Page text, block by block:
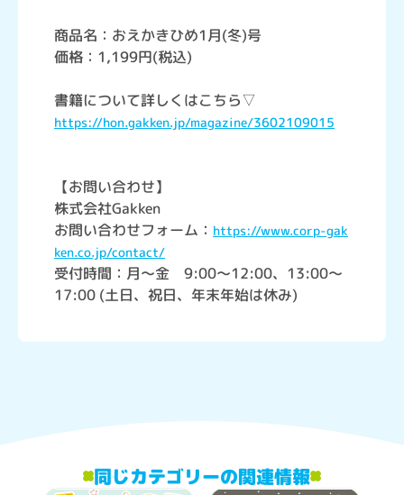
商品名：おえかきひめ1月(冬)号
価格：1,199円(税込)
書籍について詳しくはこちら▽
https://hon.gakken.jp/magazine/3602109015
【お問い合わせ】
株式会社Gakken
お問い合わせフォーム： https://www.corp-gak
ken.co.jp/contact/
受付時間：月～金 9:00～12:00、13:00～
17:00 (土日、祝日、年末年始は休み)
同じカテゴリーの関連情報